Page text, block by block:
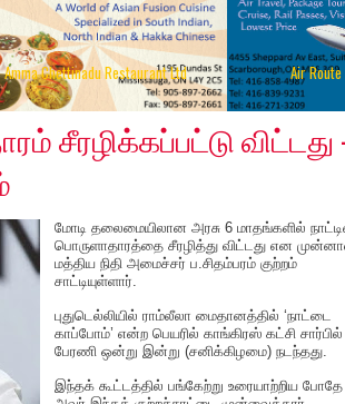
Amma Chettinadu Restaurant Ltd Air
சீரழிக்கப்பட்டு விட்டது
மோடி தலைமையிலான அரசு 6 மாதங்களில்
பொருளாதாரத்தை சீரழித்து விட்டது என
மத்திய நிதி அமைச்சர் ப.சிதம்பரம் குற்றம்
சாட்டியுள்ளார்.
புதுடெல்லியில் ராம்லீலா மைதானத்தில் ‘நாட்டை
காப்போம்’ என்ற பெயரில் காங்கிரஸ் கட்சி சார்பில்
பேரணி ஒன்று இன்று (சனிக்கிழமை) நடந்தது.
இந்தக் கூட்டத்தில் பங்கேற்று உரையாற்றிய போதே